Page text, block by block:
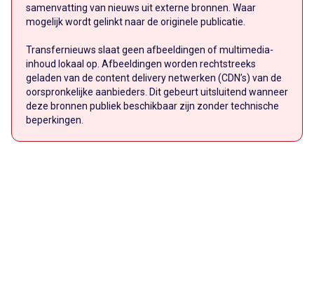
samenvatting van nieuws uit externe bronnen. Waar
mogelijk wordt gelinkt naar de originele publicatie.
Transfernieuws slaat geen afbeeldingen of multimedia-
inhoud lokaal op. Afbeeldingen worden rechtstreeks
geladen van de content delivery netwerken (CDN’s) van de
oorspronkelijke aanbieders. Dit gebeurt uitsluitend wanneer
deze bronnen publiek beschikbaar zijn zonder technische
beperkingen.